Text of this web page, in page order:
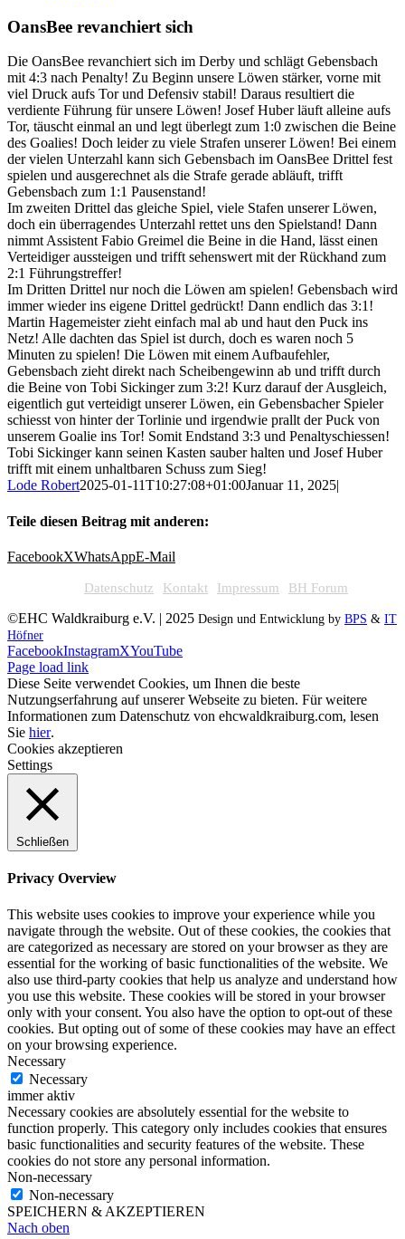
OansBee revanchiert sich
Die OansBee revanchiert sich im Derby und schlägt Gebensbach
mit 4:3 nach Penalty! Zu Beginn unsere Löwen stärker, vorne mit
viel Druck aufs Tor und Defensiv stabil! Daraus resultiert die
verdiente Führung für unsere Löwen! Josef Huber läuft alleine aufs
Tor, täuscht einmal an und legt überlegt zum 1:0 zwischen die Beine
des Goalies! Doch leider zu viele Strafen unserer Löwen! Bei einem
der vielen Unterzahl kann sich Gebensbach im OansBee Drittel fest
spielen und ausgerechnet als die Strafe gerade abläuft, trifft
Gebensbach zum 1:1 Pausenstand!
Im zweiten Drittel das gleiche Spiel, viele Stafen unserer Löwen,
doch ein überragendes Unterzahl rettet uns den Spielstand! Dann
nimmt Assistent Fabio Greimel die Beine in die Hand, lässt einen
Verteidiger aussteigen und trifft sehenswert mit der Rückhand zum
2:1 Führungstreffer!
Im Dritten Drittel nur noch die Löwen am spielen! Gebensbach wird
immer wieder ins eigene Drittel gedrückt! Dann endlich das 3:1!
Martin Hagemeister zieht einfach mal ab und haut den Puck ins
Netz! Alle dachten das Spiel ist durch, doch es waren noch 5
Minuten zu spielen! Die Löwen mit einem Aufbaufehler,
Gebensbach zieht direkt nach Scheibengewinn ab und trifft durch
die Beine von Tobi Sickinger zum 3:2! Kurz darauf der Ausgleich,
eigentlich gut verteidigt unserer Löwen, ein Gebensbacher Spieler
schiesst von hinter der Torlinie und irgendwie prallt der Puck von
unserem Goalie ins Tor! Somit Endstand 3:3 und Penaltyschiessen!
Tobi Sickinger kann seinen Kasten sauber halten und Josef Huber
trifft mit einem unhaltbaren Schuss zum Sieg!
Lode Robert2025-01-11T10:27:08+01:00Januar 11, 2025|
Teile diesen Beitrag mit anderen:
FacebookXWhatsAppE-Mail
Datenschutz Kontakt Impressum BH Forum
©EHC Waldkraiburg e.V. | 2025 Design und Entwicklung by BPS & IT
Höfner
FacebookInstagramXYouTube
Page load link
Diese Seite verwendet Cookies, um Ihnen die beste
Nutzungserfahrung auf unserer Webseite zu bieten. Für weitere
Informationen zum Datenschutz von ehcwaldkraiburg.com, lesen
Sie hier.
Cookies akzeptieren
Settings
Schließen
Privacy Overview
This website uses cookies to improve your experience while you
navigate through the website. Out of these cookies, the cookies that
are categorized as necessary are stored on your browser as they are
essential for the working of basic functionalities of the website. We
also use third-party cookies that help us analyze and understand how
you use this website. These cookies will be stored in your browser
only with your consent. You also have the option to opt-out of these
cookies. But opting out of some of these cookies may have an effect
on your browsing experience.
Necessary
Necessary
immer aktiv
Necessary cookies are absolutely essential for the website to
function properly. This category only includes cookies that ensures
basic functionalities and security features of the website. These
cookies do not store any personal information.
Non-necessary
Non-necessary
SPEICHERN & AKZEPTIEREN
Nach oben